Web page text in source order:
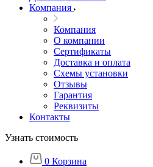
Компания
Компания
О компании
Сертификаты
Доставка и оплата
Схемы установки
Отзывы
Гарантия
Реквизиты
Контакты
Узнать стоимость
0 Корзина